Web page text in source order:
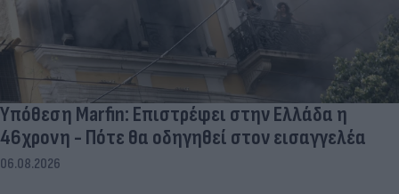
Υπόθεση Marfin: Επιστρέφει στην Ελλάδα η
46χρονη - Πότε θα οδηγηθεί στον εισαγγελέα
06.08.2026